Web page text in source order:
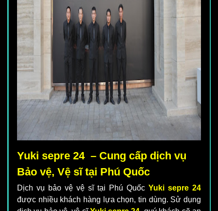
Yuki sepre 24 – Cung cấp dịch vụ
Bảo vệ, Vệ sĩ tại Phú Quốc
Dịch vụ bảo vệ vệ sĩ tại Phú Quốc Yuki sepre 24
được nhiều khách hàng lựa chọn, tin dùng. Sử dụng